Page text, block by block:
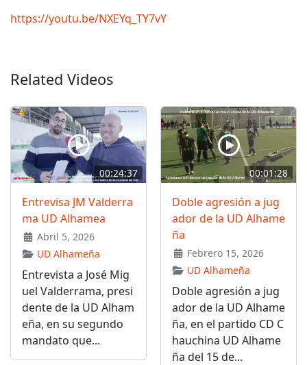
https://youtu.be/NXEYq_TY7vY
Related Videos
00:24:37
Entrevisa JM Valderra
ma UD Alhamea
Abril 5, 2026
UD Alhameña
Entrevista a José Mig
uel Valderrama, presi
dente de la UD Alham
eña, en su segundo
mandato que...
00:01:28
Doble agresión a jug
ador de la UD Alhame
ña
Febrero 15, 2026
UD Alhameña
Doble agresión a jug
ador de la UD Alhame
ña, en el partido CD C
hauchina UD Alhame
ña del 15 de...